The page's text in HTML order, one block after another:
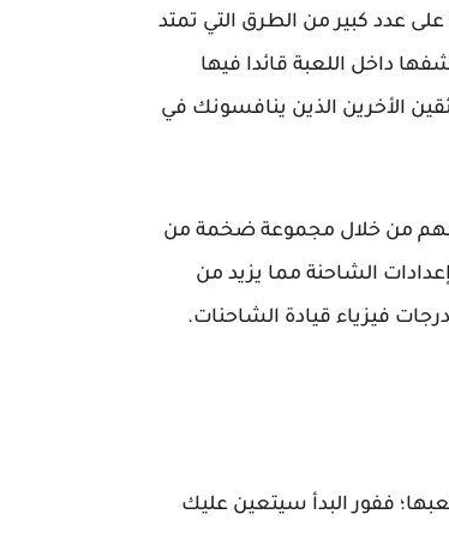
عدد كبير من الطرق التي تمتد
داخل اللعبة قائدا فيها
الأخرين الذين ينافسونك في
من خلال مجموعة ضخمة من
الشاحنة مما يزيد من
فيزياء قيادة الشاحنات.
ففور البدأ سيتعين عليك